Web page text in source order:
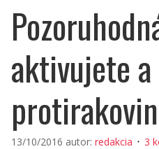
aktivujete
13/10/2016 autor: redakcia 3